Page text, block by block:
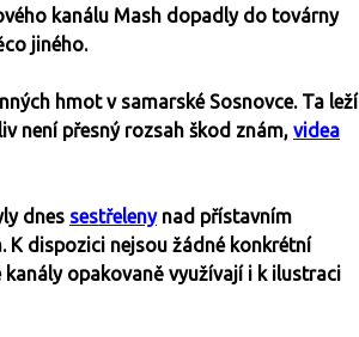
kanálu Mash dopadly do továrny
jiného.
hmot v samarské Sosnovce. Ta leží
není přesný rozsah škod znám, videa
dnes sestřelenynad přístavním
K dispozici nejsou žádné konkrétní
opakovaně využívají i k ilustraci